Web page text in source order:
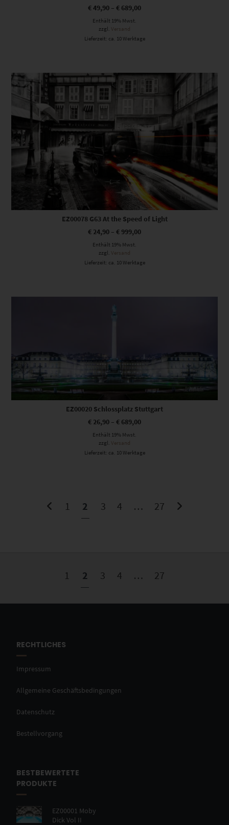
€49,90 – € 689,00
Enthält 19% Mwst.
zzgl.
Versand
Lieferzeit: ca. 10 Werktage
Dieses Produkt weist mehrere Varianten auf. Die Optionen können auf der Produktseite gewählt werden
EZ00078 G63 At the Speed of Light
€ 24,90 – € 999,00
Enthält 19% Mwst.
zzgl. Versand
Lieferzeit: ca. 10 Werktage
Dieses Produkt weist mehrere Varianten auf. Die Optionen können auf der Produktseite gewählt werden
EZ00020 Schlossplatz Stuttgart
€ 26,90 – € 689,00
Enthält 19% Mwst.
zzgl.
Versand
Lieferzeit: ca. 10 Werktage
1 2 3 4 … 27
1 2 3 4 … 27
RECHTLICHES
Impressum
Allgemeine Geschäftsbedingungen
Datenschutz
Bestellvorgang
BESTBEWERTETE
PRODUKTE
EZ00001 Moby
Dick Vol II